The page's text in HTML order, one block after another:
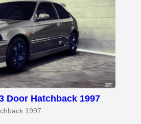
Door Hatchback 1997
1997